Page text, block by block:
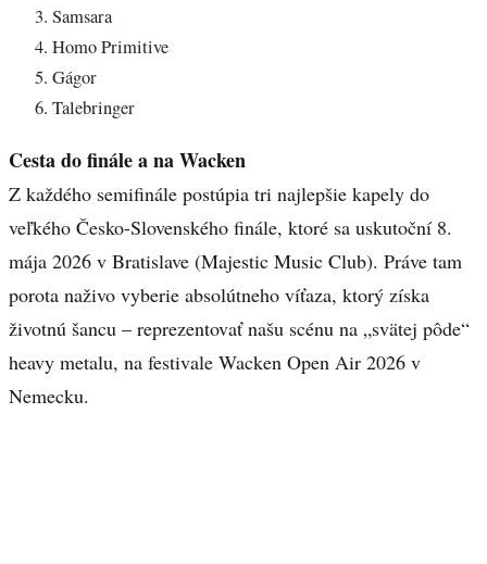
Samsara
Homo Primitive
Gágor
Talebringer
Cesta do finále a na Wacken
Z každého semifinále postúpia tri najlepšie kapely do
veľkého Česko-Slovenského finále, ktoré sa uskutoční 8.
mája 2026 v Bratislave (Majestic Music Club). Práve tam
porota naživo vyberie absolútneho víťaza, ktorý získa
životnú šancu – reprezentovať našu scénu na „svätej pôde“
heavy metalu, na festivale Wacken Open Air 2026 v
Nemecku.